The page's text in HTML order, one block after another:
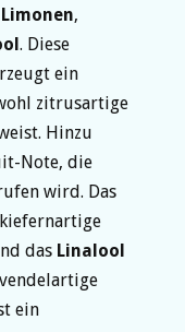
Limonen,
. Diese
ein
zitrusartige
Hinzu
Note, die
wird. Das
das Linalool
ein